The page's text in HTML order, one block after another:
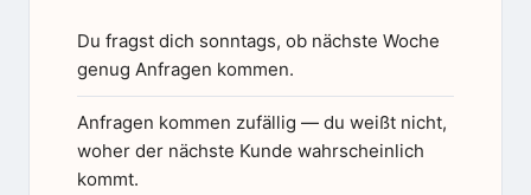
Du fragst dich sonntags, ob nächste Woche
genug Anfragen kommen.
Anfragen kommen zufällig — du weißt nicht,
woher der nächste Kunde wahrscheinlich
kommt.